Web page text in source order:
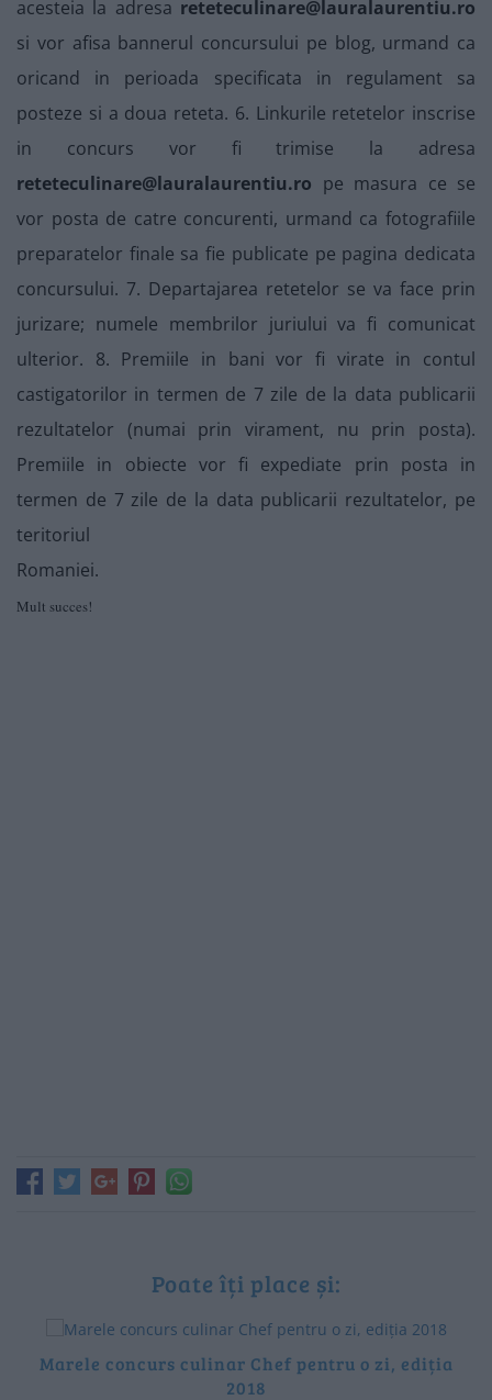
acesteia la adresa reteteculinare@lauralaurentiu.ro
si vor afisa bannerul concursului pe blog, urmand ca
oricand in perioada specificata in regulament sa
posteze si a doua reteta. 6. Linkurile retetelor inscrise
in concurs vor fi trimise la adresa
reteteculinare@lauralaurentiu.ro pe masura ce se
vor posta de catre concurenti, urmand ca fotografiile
preparatelor finale sa fie publicate pe pagina dedicata
concursului. 7. Departajarea retetelor se va face prin
jurizare; numele membrilor juriului va fi comunicat
ulterior. 8. Premiile in bani vor fi virate in contul
castigatorilor in termen de 7 zile de la data publicarii
rezultatelor (numai prin virament, nu prin posta).
Premiile in obiecte vor fi expediate prin posta in
termen de 7 zile de la data publicarii rezultatelor, pe
teritoriul
Romaniei.
Mult succes!
Poate îți place și:
Marele concurs culinar Chef pentru o zi, ediția
2018